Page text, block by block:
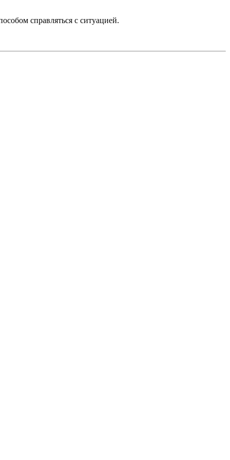
справляться с ситуацией.